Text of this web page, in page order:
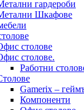
гардероби
Шкафове
столове
столове.
Работни
Gamerix –
Компоненти